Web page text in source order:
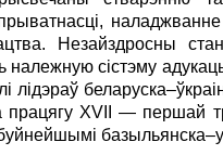
наладжванне
Незайздросны
сістэму
XVII — першай